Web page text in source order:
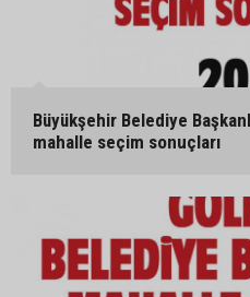
Büyükşehir Belediye
mahalle seçim sonuçları